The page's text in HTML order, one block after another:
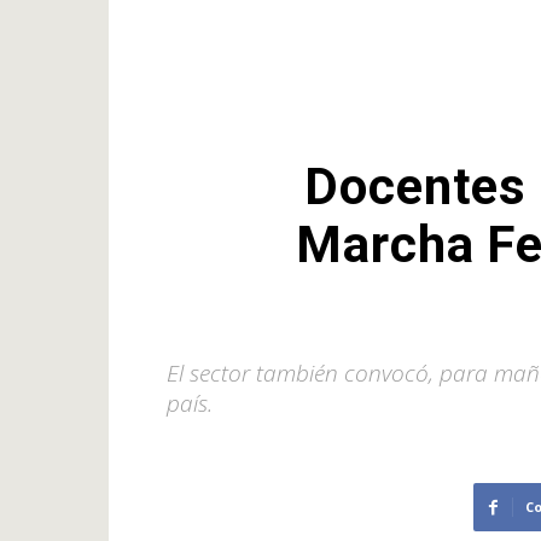
Marcha
El sector también convocó, para
país.